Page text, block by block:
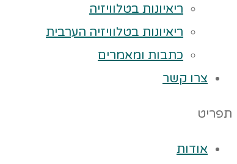
ריאיונות בטלוויזיה
ריאיונות בטלוויזיה הערבית
כתבות ומאמרים
צרו קשר
תפריט
אודות